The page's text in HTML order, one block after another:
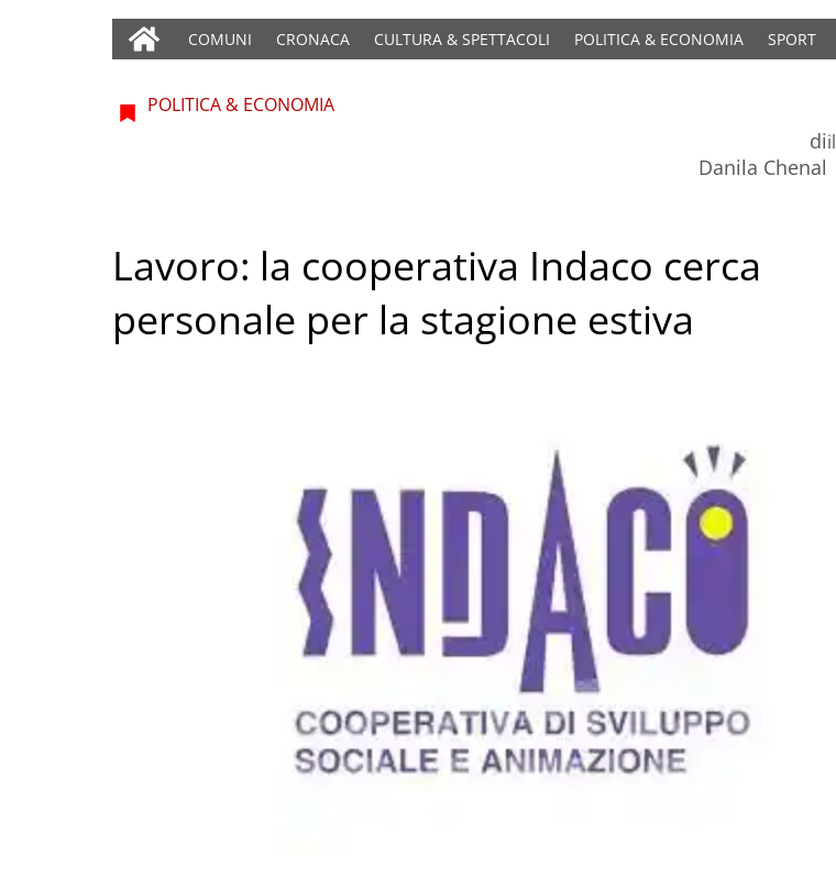
COMUNI CRONACA CULTURA & SPETTACOLI POLITICA & ECONOMIA SPORT
POLITICA & ECONOMIA
di
Danila Chenal
il
Lavoro: la cooperativa Indaco cerca
personale per la stagione estiva